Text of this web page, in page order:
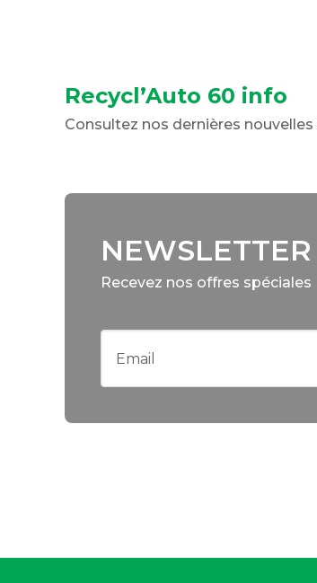
Recycl’Auto 60 info
Consultez nos dernières
NEWSLETTER
Recevez nos offres spéciales